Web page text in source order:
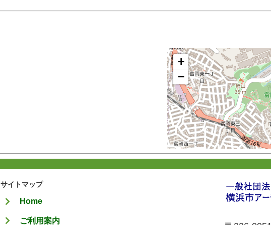
+
−
サイトマップ
Home
ご利用案内